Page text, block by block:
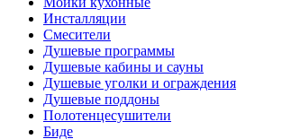
Инсталляции
Смесители
Душевые программы
Душевые кабины и сауны
Душевые уголки и ограждения
Душевые поддоны
Полотенцесушители
Биде